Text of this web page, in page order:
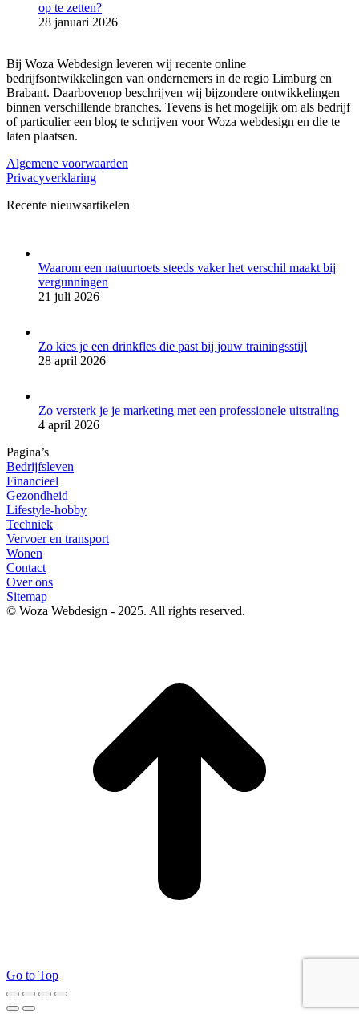
op te zetten?
28 januari 2026
Bij Woza Webdesign leveren wij recente online
bedrijfsontwikkelingen van ondernemers in de regio Limburg en
Brabant. Daarbovenop beschrijven wij bijzondere ontwikkelingen
binnen verschillende branches. Tevens is het mogelijk om als bedrijf
of particulier een blog te schrijven voor Woza webdesign en die te
laten plaatsen.
Algemene voorwaarden
Privacyverklaring
Recente nieuwsartikelen
Waarom een natuurtoets steeds vaker het verschil maakt bij
vergunningen
21 juli 2026
Zo kies je een drinkfles die past bij jouw trainingsstijl
28 april 2026
Zo versterk je je marketing met een professionele uitstraling
4 april 2026
Pagina’s
Bedrijfsleven
Financieel
Gezondheid
Lifestyle-hobby
Techniek
Vervoer en transport
Wonen
Contact
Over ons
Sitemap
© Woza Webdesign - 2025. All rights reserved.
Go to Top